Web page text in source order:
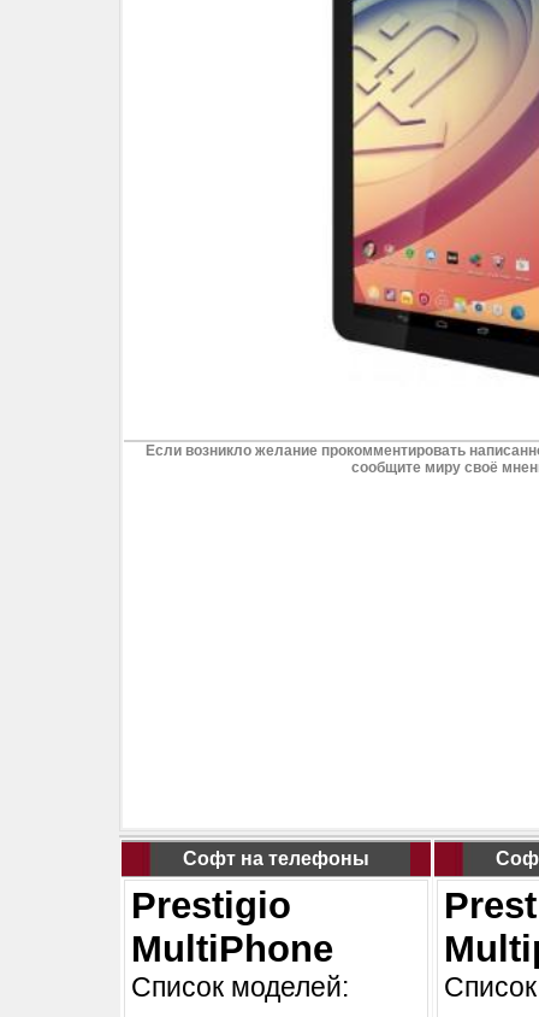
Если возникло желание прокомментировать
сообщите миру своё
Софт на телефоны
Prestigio
MultiPhone
Список моделей: